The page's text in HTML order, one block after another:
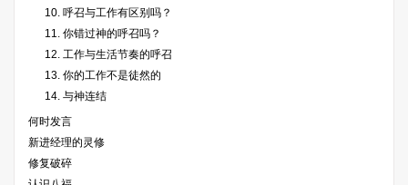
10. 呼召与工作有区别吗？
11. 你错过神的呼召吗？
12. 工作与生活节奏的呼召
13. 你的工作不是徒然的
14. 与神连结
何时发言
新进经理的灵修
修复破碎